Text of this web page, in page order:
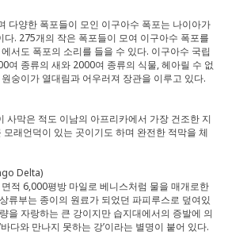
다양한 폭포들이 모인 이구아수 폭포는 나이아가
다. 275개의 작은 폭포들이 모여 이구아수 폭포를
서도 폭포의 소리를 들을 수 있다. 이구아수 국립
여 종류의 새와 2000여 종류의 식물, 헤아릴 수 없
숭이가 열대림과 어우러져 장관을 이루고 있다.
사막은 적도 이남의 아프리카에서 가장 건조한 지
래언덕이 있는 곳이기도 하며 완전한 적막을 체
Delta)
적 6,000평방 마일로 베니스처럼 물을 매개로한
류부는 종이의 원료가 되었던 파피루스로 덮여있
을 자랑하는 큰 강이지만 습지대에서의 증발에 의
다와 만나지 못하는 강’이라는 별명이 붙어 있다.